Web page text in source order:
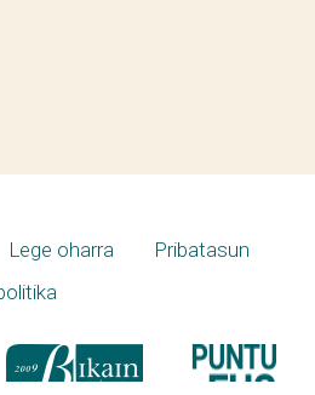
Lege oharra
Pribatasun